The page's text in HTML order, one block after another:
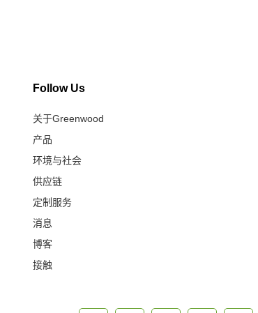
Follow Us
关于Greenwood
产品
环境与社会
供应链
定制服务
消息
博客
接触